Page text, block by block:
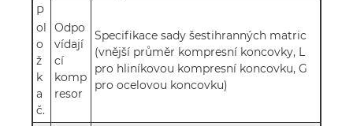
P
ol
o
ž
k
a
č.
Odpo
vídají
cí
komp
resor
Specifikace sady šestihranných matric
(vnější průměr kompresní koncovky, L
pro hliníkovou kompresní koncovku, G
pro ocelovou koncovku)